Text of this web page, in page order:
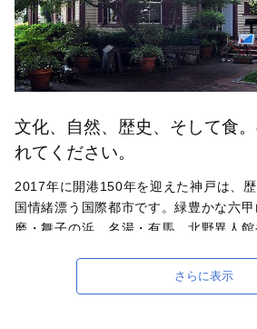
文化、自然、歴史、そして食
れてください。
2017年に開港150年を迎えた神戸は、
国情緒漂う国際都市です。緑豊かな六
磨・舞子の浜、名湯・有馬、北野異人
ています。また、世界的な有名な神戸
子、灘五郷の日本酒など、食都・神戸
さらに表示